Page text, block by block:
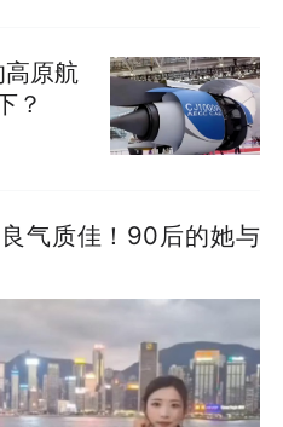
原航
？
气质佳！90后的她与